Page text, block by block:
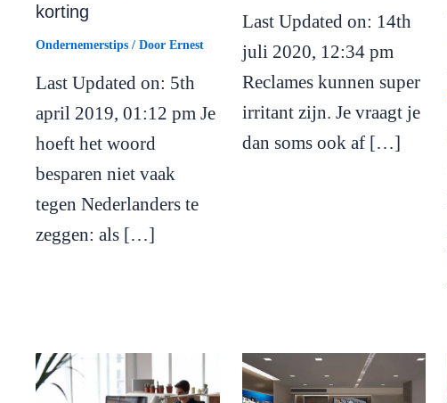
korting
Ondernemerstips / Door Ernest
Last Updated on: 5th
april 2019, 01:12 pm Je
hoeft het woord
besparen niet vaak
tegen Nederlanders te
zeggen: als […]
Last Updated on: 14th
juli 2020, 12:34 pm
Reclames kunnen super
irritant zijn. Je vraagt je
dan soms ook af […]